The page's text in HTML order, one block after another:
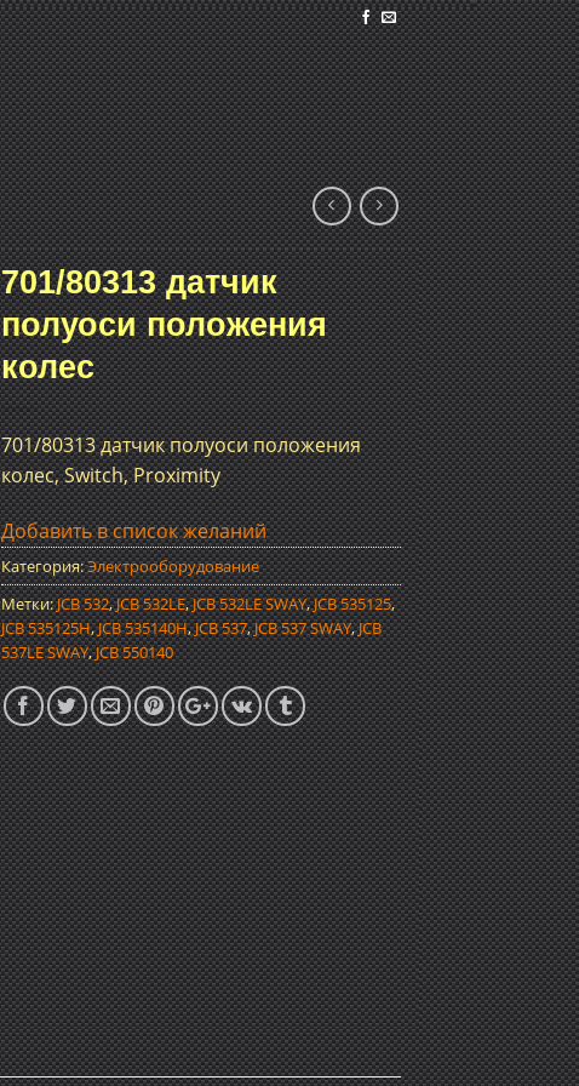
701/80313 датчик
полуоси положения
колес
701/80313 датчик полуоси положения
колес, Switch, Proximity
Добавить в список желаний
Категория:Электрооборудование
Метки:JCB 532,JCB 532LE,JCB 532LE SWAY,JCB 535125,
JCB 535125H,JCB 535140H,JCB 537,JCB 537 SWAY,JCB
537LE SWAY,JCB 550140